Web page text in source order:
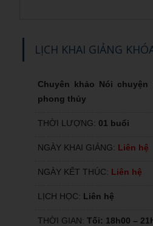
LỊCH KHAI GIẢNG
Chuyên khảo Nói
phong thủy
THỜI LƯỢNG: 01 buổi
NGÀY KHAI GIẢNG: Liên hệ
NGÀY KẾT THÚC: Liên hệ
LỊCH HỌC: Liên hệ
THỜI GIAN:Tối: 18h00 –